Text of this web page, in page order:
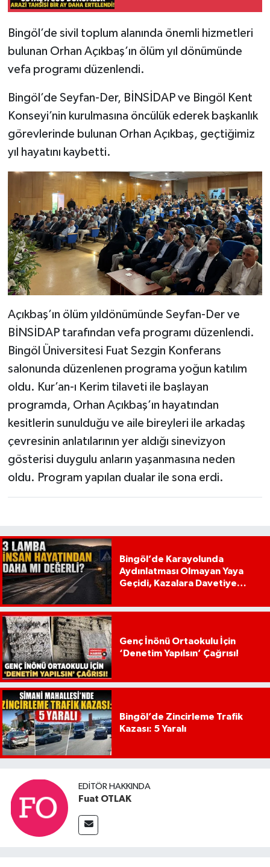
Bingöl’de sivil toplum alanında önemli hizmetleri
bulunan Orhan Açıkbaş’ın ölüm yıl dönümünde
vefa programı düzenlendi.
Bingöl’de Seyfan-Der, BİNSİDAP ve Bingöl Kent
Konseyi’nin kurulmasına öncülük ederek başkanlık
görevlerinde bulunan Orhan Açıkbaş, geçtiğimiz
yıl hayatını kaybetti.
Açıkbaş’ın ölüm yıldönümünde Seyfan-Der ve
BİNSİDAP tarafından vefa programı düzenlendi.
Bingöl Üniversitesi Fuat Sezgin Konferans
salonunda düzenlenen programa yoğun katılım
oldu. Kur’an-ı Kerim tilaveti ile başlayan
programda, Orhan Açıkbaş’ın hayatından
kesitlerin sunulduğu ve aile bireyleri ile arkadaş
çevresinin anlatılarının yer aldığı sinevizyon
gösterisi duygulu anların yaşanmasına neden
oldu. Program yapılan dualar ile sona erdi.
Bingöl’de Karayolunda
Aydınlatması Olmayan Yaya
Geçidi, Kazalara Davetiye
Genç İnönü Ortaokulu İçin
‘Denetim Yapılsın’ Çağrısı!
Bingöl’de Zincirleme Trafik
Kazası: 5 Yaralı
EDITÖR HAKKINDA
Fuat OTLAK
YEDİSU